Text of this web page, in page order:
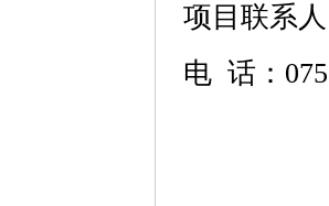
项目联系
电 话：